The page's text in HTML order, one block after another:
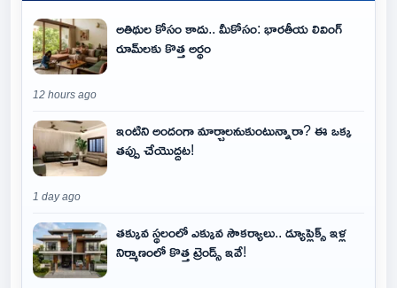
అతిథుల కోసం కాదు.. మీకోసం: భారతీయ లివింగ్
రూమ్‌లకు కొత్త అర్థం
12 hours ago
ఇంటిని అందంగా మార్చాలనుకుంటున్నారా? ఈ ఒక్క
తప్పు చేయొద్దట!
1 day ago
తక్కువ స్థలంలో ఎక్కువ సౌకర్యాలు.. డ్యూప్లెక్స్ ఇళ్ల
నిర్మాణంలో కొత్త ట్రెండ్స్ ఇవే!